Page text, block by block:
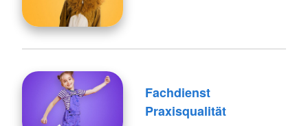
Fachdienst
Praxisqualität